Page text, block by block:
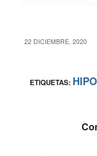
22 DICIEMBRE, 2020
/
ETIQUETAS: